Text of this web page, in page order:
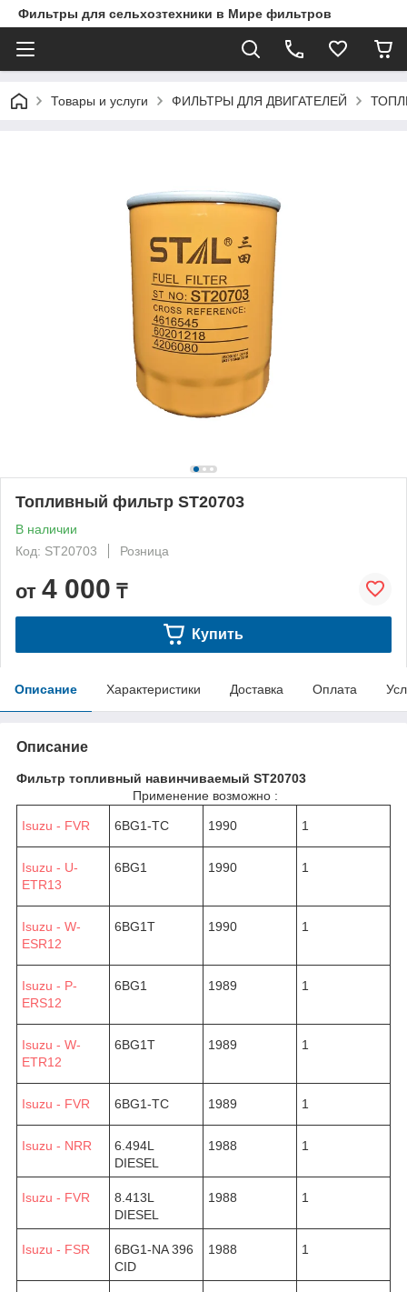
Фильтры для сельхозтехники в Мире фильтров
Товары и услуги ФИЛЬТРЫ ДЛЯ ДВИГАТЕЛЕЙ
Топливный фильтр ST20703
В наличии
Код: ST20703
Розница
от 4 000 ₸
Купить
Описание Характеристики Доставка Оплата
Описание
Фильтр топливный навинчиваемый ST20703
Применение возможно :
Isuzu - FVR 6BG1-TC 1990 1
Isuzu - U-
ETR13
6BG1 1990 1
Isuzu - W-
ESR12
6BG1T 1990 1
Isuzu - P-
ERS12
6BG1 1989 1
Isuzu - W-
ETR12
6BG1T 1989 1
Isuzu - FVR 6BG1-TC 1989 1
Isuzu - NRR
6.494L
DIESEL
1988 1
Isuzu - FVR
8.413L
DIESEL
1988 1
Isuzu - FSR
6BG1-NA 396
CID
1988 1